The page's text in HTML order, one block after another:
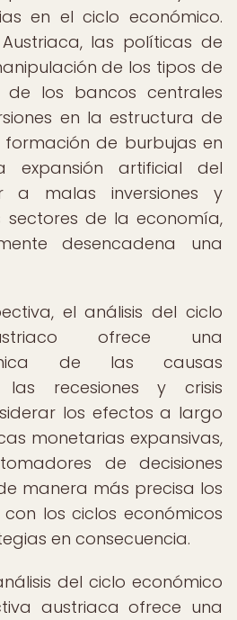
en el ciclo económico.
las políticas de
de los tipos de
los bancos centrales
en la estructura de
de burbujas en
expansión artificial del
a malas inversiones y
sectores de la economía,
desencadena una
el análisis del ciclo
ofrece una
de las causas
las recesiones y crisis
los efectos a largo
monetarias expansivas,
de decisiones
manera más precisa los
los ciclos económicos
en consecuencia.
del ciclo económico
austriaca ofrece una